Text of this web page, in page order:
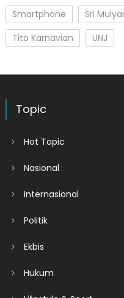
Smartphone
Sri
Tito Karnavian
UNJ
Topic
Hot Topic
Nasional
Internasional
Politik
Ekbis
Hukum